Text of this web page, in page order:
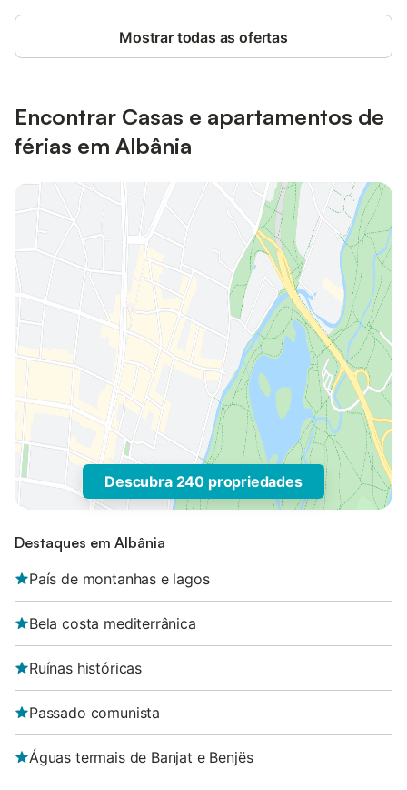
Mostrar todas as ofertas
Encontrar Casas e apartamentos de
férias em Albânia
Descubra 240 propriedades
Destaques em Albânia
País de montanhas e lagos
Bela costa mediterrânica
Ruínas históricas
Passado comunista
Águas termais de Banjat e Benjës